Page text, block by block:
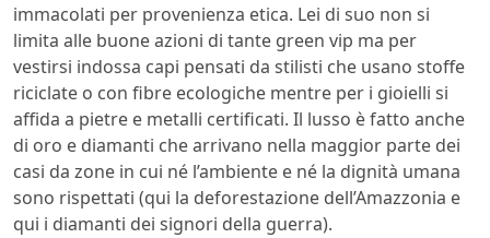
immacolati per provenienza etica. Lei di suo non si
limita alle buone azioni di tante green vip ma per
vestirsi indossa capi pensati da stilisti che usano stoffe
riciclate o con fibre ecologiche mentre per i gioielli si
affida a pietre e metalli certificati. Il lusso è fatto anche
di oro e diamanti che arrivano nella maggior parte dei
casi da zone in cui né l’ambiente e né la dignità umana
sono rispettati (qui la deforestazione dell’Amazzonia e
qui i diamanti dei signori della guerra).